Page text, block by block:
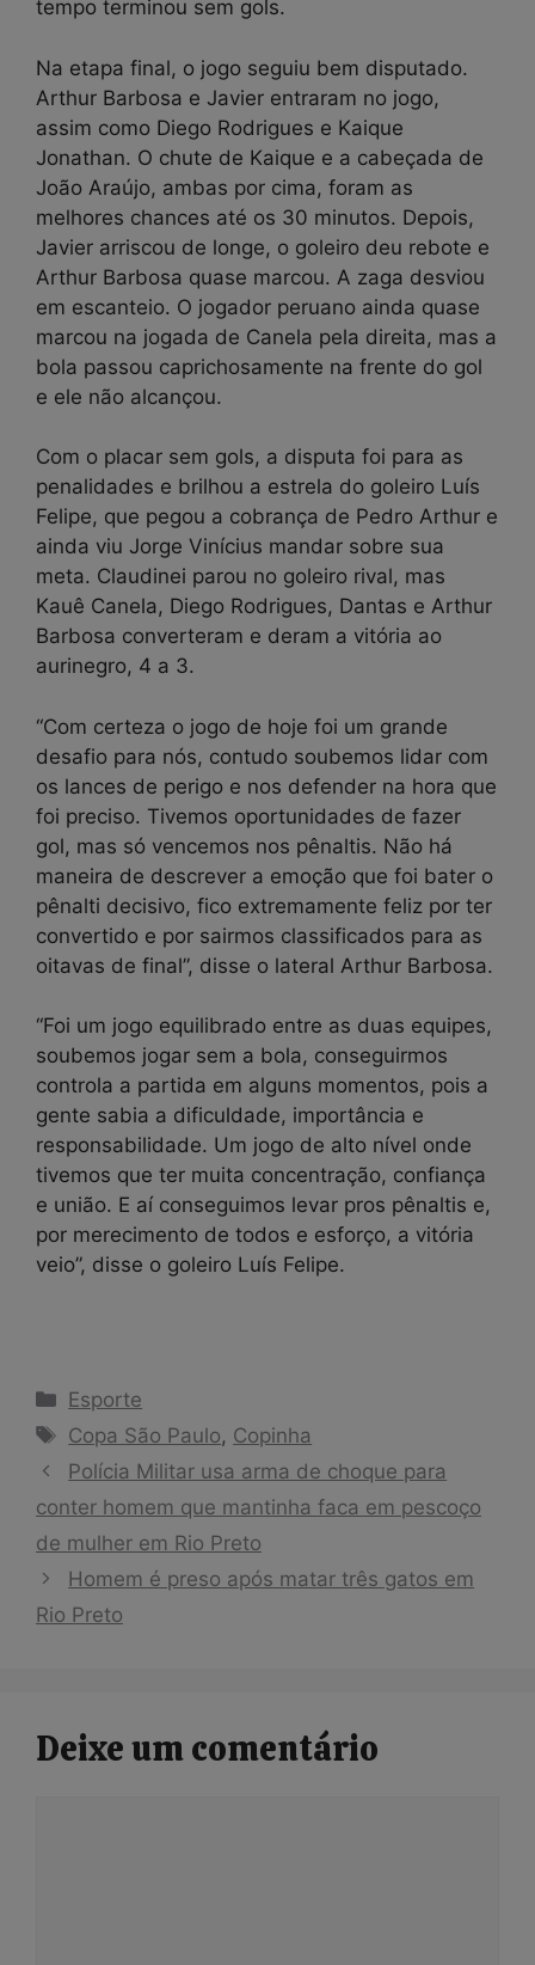
tempo terminou sem gols.
Na etapa final, o jogo seguiu bem disputado.
Arthur Barbosa e Javier entraram no jogo,
assim como Diego Rodrigues e Kaique
Jonathan. O chute de Kaique e a cabeçada de
João Araújo, ambas por cima, foram as
melhores chances até os 30 minutos. Depois,
Javier arriscou de longe, o goleiro deu rebote e
Arthur Barbosa quase marcou. A zaga desviou
em escanteio. O jogador peruano ainda quase
marcou na jogada de Canela pela direita, mas a
bola passou caprichosamente na frente do gol
e ele não alcançou.
Com o placar sem gols, a disputa foi para as
penalidades e brilhou a estrela do goleiro Luís
Felipe, que pegou a cobrança de Pedro Arthur e
ainda viu Jorge Vinícius mandar sobre sua
meta. Claudinei parou no goleiro rival, mas
Kauê Canela, Diego Rodrigues, Dantas e Arthur
Barbosa converteram e deram a vitória ao
aurinegro, 4 a 3.
“Com certeza o jogo de hoje foi um grande
desafio para nós, contudo soubemos lidar com
os lances de perigo e nos defender na hora que
foi preciso. Tivemos oportunidades de fazer
gol, mas só vencemos nos pênaltis. Não há
maneira de descrever a emoção que foi bater o
pênalti decisivo, fico extremamente feliz por ter
convertido e por sairmos classificados para as
oitavas de final”, disse o lateral Arthur Barbosa.
“Foi um jogo equilibrado entre as duas equipes,
soubemos jogar sem a bola, conseguirmos
controla a partida em alguns momentos, pois a
gente sabia a dificuldade, importância e
responsabilidade. Um jogo de alto nível onde
tivemos que ter muita concentração, confiança
e união. E aí conseguimos levar pros pênaltis e,
por merecimento de todos e esforço, a vitória
veio”, disse o goleiro Luís Felipe.
Categorias
Esporte
Tags
Copa São Paulo, Copinha
Polícia Militar usa arma de choque para
conter homem que mantinha faca em pescoço
de mulher em Rio Preto
Homem é preso após matar três gatos em
Rio Preto
Deixe um comentário